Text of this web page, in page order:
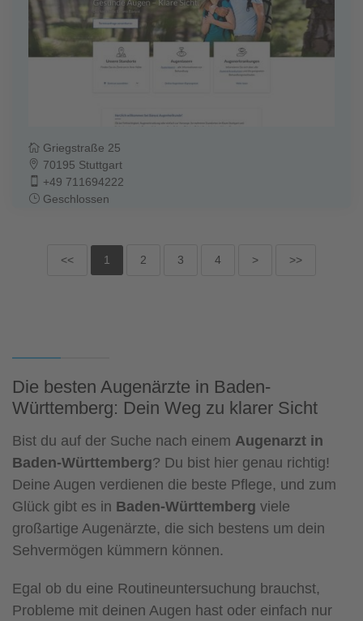
Griegstraße 25
70195 Stuttgart
+49 711694222
Geschlossen
<< 1 2 3 4 > >>
Die besten Augenärzte in Baden-
Württemberg: Dein Weg zu klarer Sicht
Bist du auf der Suche nach einem Augenarzt in
Baden-Württemberg? Du bist hier genau richtig!
Deine Augen verdienen die beste Pflege, und zum
Glück gibt es in Baden-Württemberg viele
großartige Augenärzte, die sich bestens um dein
Sehvermögen kümmern können.
Egal ob du eine Routineuntersuchung brauchst,
Probleme mit deinen Augen hast oder einfach nur